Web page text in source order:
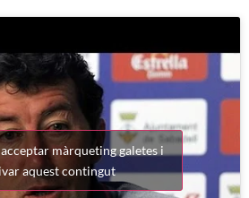
màrqueting galetes i
aquest contingut